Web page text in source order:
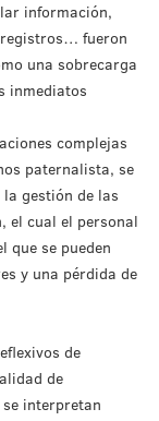
información,
fueron
una sobrecarga
inmediatos
complejas
paternalista, se
gestión de las
el cual el personal
que se pueden
y una pérdida de
de
de
interpretan